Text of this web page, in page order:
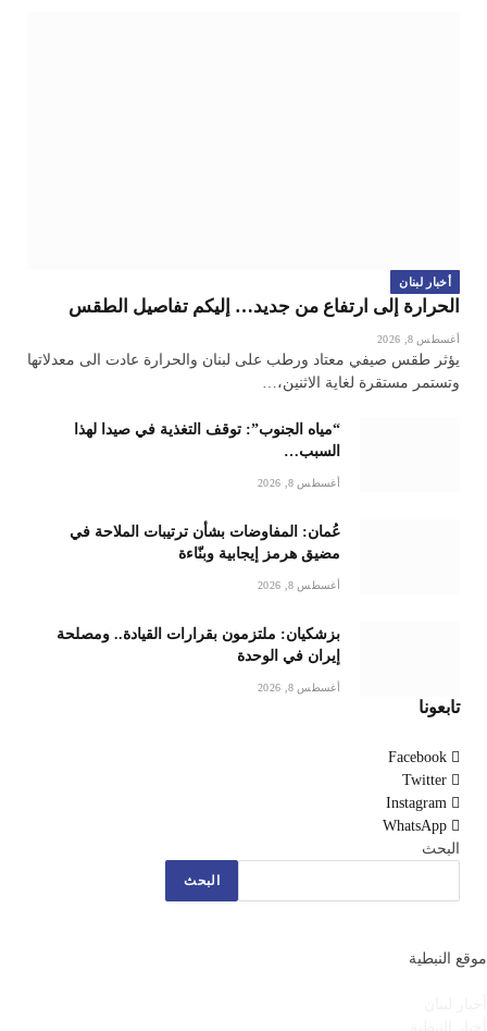
أخبار لبنان
الحرارة إلى ارتفاع من جديد… إليكم تفاصيل الطقس
أغسطس 8, 2026
يؤثر طقس صيفي معتاد ورطب على لبنان والحرارة عادت الى معدلاتها
وتستمر مستقرة لغاية الاثنين،…
“مياه الجنوب”: توقف التغذية في صيدا لهذا
السبب…
أغسطس 8, 2026
عُمان: المفاوضات بشأن ترتيبات الملاحة في
مضيق هرمز إيجابية وبنّاءة
أغسطس 8, 2026
بزشكيان: ملتزمون بقرارات القيادة.. ومصلحة
إيران في الوحدة
أغسطس 8, 2026
تابعونا
Facebook
Twitter
Instagram
WhatsApp
البحث
البحث
موقع النبطية